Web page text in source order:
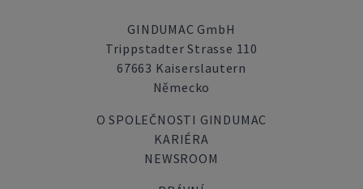
GINDUMAC GmbH
Trippstadter Strasse 110
67663 Kaiserslautern
Německo
O SPOLEČNOSTI GINDUMAC
KARIÉRA
NEWSROOM